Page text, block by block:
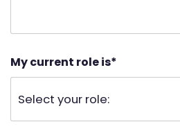
My current role is*